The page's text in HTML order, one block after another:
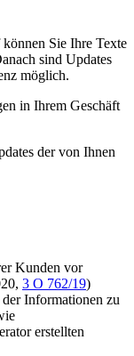
Sie Ihre Texte
sind Updates
möglich.
in Ihrem Geschäft
der von Ihnen
Kunden vor
3 O 762/19)
Informationen zu
erstellten